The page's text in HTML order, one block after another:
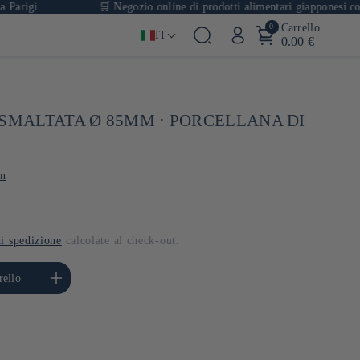
🛒 Negozio online di prodotti alimentari giapponesi con oltre
IT
0 Carrello
0.00 €
Ø 85MM ⋅ PORCELLANA DI
spedizione calcolate al check-out.
quantità per Default
Title